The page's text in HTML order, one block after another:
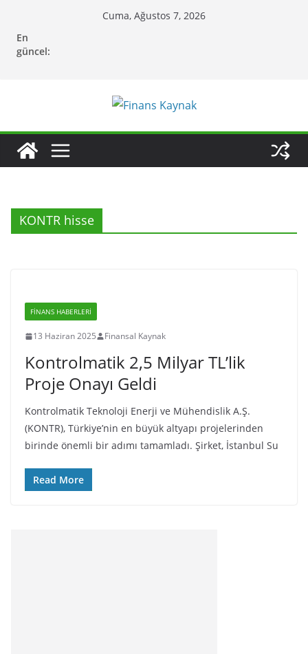
content
Cuma, Ağustos 7, 2026
En
güncel:
KONTR hisse
FINANS HABERLERI
13 Haziran 2025 Finansal Kaynak
Kontrolmatik 2,5 Milyar TL’lik
Proje Onayı Geldi
Kontrolmatik Teknoloji Enerji ve Mühendislik A.Ş.
(KONTR), Türkiye’nin en büyük altyapı projelerinden
birinde önemli bir adımı tamamladı. Şirket, İstanbul Su
Read More